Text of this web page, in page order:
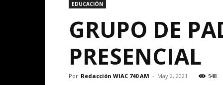
EDUCACIÓN
GRUPO DE
PRESENCIAL
Por Redacción WIAC 740 AM - May 2, 2021 548